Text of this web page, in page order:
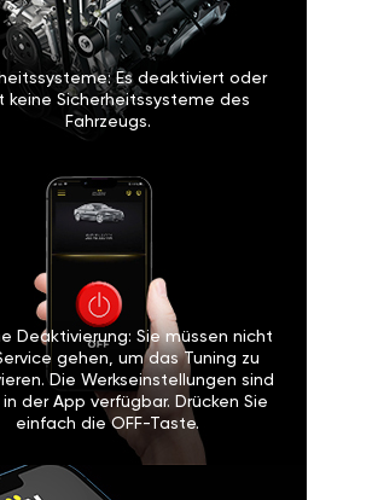
Es deaktiviert oder
keine Sicherheitssysteme des
Fahrzeugs.
Deaktivierung: Sie müssen nicht
gehen, um das Tuning zu
Die Werkseinstellungen sind
der App verfügbar. Drücken Sie
einfach die OFF-Taste.